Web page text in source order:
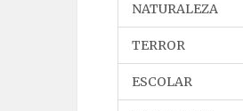
NATURALEZA
TERROR
ESCOLAR